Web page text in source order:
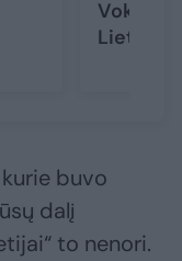
buvo
dalį
to nenori.